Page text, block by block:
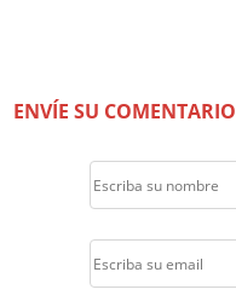
ENVÍE SU COMENTARIO